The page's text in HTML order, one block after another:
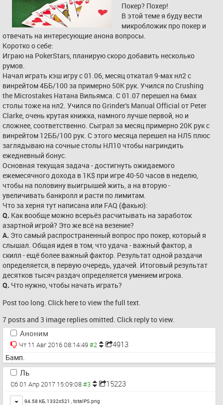
1054-4817-252 .
К сожалению, для
многопользовательской игры
вам потребуется свой
собственный, а не публичный
одновременно находиться два
игрока с одним и тем же
файлом dom4key.
Индивидуальный ключ вы
можете попробовать
выпросить в dom4-
конференции, либо приобрести
после покупки игры в сети
GoG/Steam.
На данный момент русское
сообщество активно собирает
эпическую командную партию,
где друг против друга будут
сражаться команды,
состоящие из одного
Претендента на
божественность и его
последователей - режим
дисайплов (disciples).
Потребуется около 12 игроков,
поэтому мы активно
присоединиться к нашей
дружной конференции.
Покер? Похер!
В этой теме я буду вести
микробложик про покер и
отвечать на интересующие анона вопросы.
Коротко о себе:
Играю на PokerStars, планирую скоро добавить несколько
румов.
Начал играть кэш игру с 01.06, месяц откатал 9-мах нл2 с
винрейтом 4ББ/100 за примерно 50К рук. Учился по Crushing
the Microstakes Натана Вильямса. C 01.07 перешел на 6мах
столы тоже на нл2. Учился по Grinder's Manual Official от Peter
Clarke, очень крутая книжка, намного лучше первой, но и
сложнее, соответственно. Сыграл за месяц примерно 20К рук с
винрейтом 12ББ/100 рук. С этого месяца перешел на НЛ5 плюс
заглядываю на сочные столы НЛ10 чтобы нагриндить
ежедневный бонус.
Основная текущая задача - достигнуть ожидаемого
ежемесячного дохода в 1К$ при игре 40-50 часов в неделю,
чтобы на половину выигрышей жить, а на вторую -
увеличивать банкролл и расти по лимитам.
Что за херня тут написана или FAQ (факью):
Q. Как вообще можно всерьёз расчитывать на заработок
азартной игрой? Это же всё на везение?
A. Это самый распространенный вопрос про покер, который я
слышал. Общая идея в том, что удача - важный фактор, а
скилл - ещё более важный фактор. Результат одной раздачи
определяется, в первую очередь, удачей. Итоговый результат
десятков тысяч раздач определяется умением игрока.
Q. Что нужно, чтобы начать играть?
Post too long. Click here to view the full text.
7 posts and 3 image replies omitted. Click reply to view.
Аноним
Чт 11 Авг 2016 08:14:49 4913
Бамп.
Ль
Сб 01 Апр 2017 15:09:08 15223
Toggle
94.58 КБ, 1332x521 , totalPS.png